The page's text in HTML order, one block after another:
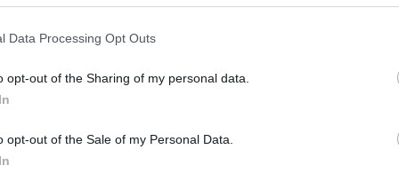
Data Processing Opt Outs
opt-out of the Sharing of my personal data.
opt-out of the Sale of my Personal Data.
Più dura, invece, sul fronte dei
molto, credo che nessuno debba essere
Mi sembra che sia palese come la
che mi aiutano omosessuali, è un
anche assurdo dover affrontare».